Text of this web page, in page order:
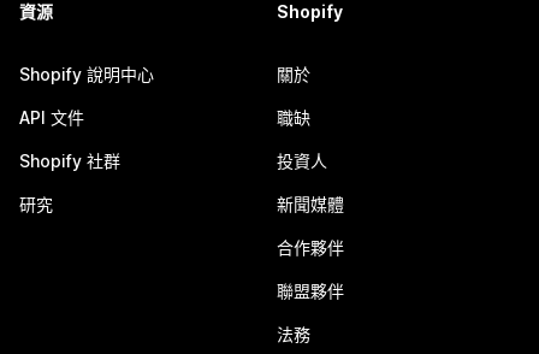
資源
Shopify 說明中心
API 文件
Shopify 社群
研究
Shopify
關於
職缺
投資人
新聞媒體
合作夥伴
聯盟夥伴
法務